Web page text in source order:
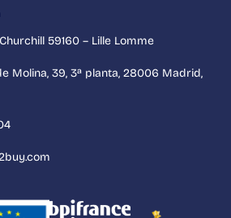
59160 – Lille Lomme
Molina, 39, 3ª planta, 28006 Madrid,